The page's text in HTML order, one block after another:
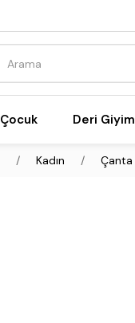
Çocuk Deri Giyim
Kadın Çanta